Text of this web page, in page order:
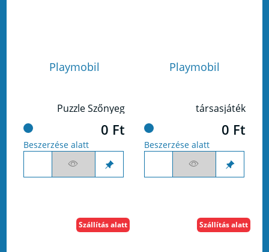
Playmobil
Puzzle Szőnyeg
0 Ft
Beszerzése alatt
Playmobil
társasjáték
0 Ft
Beszerzése alatt
Szállítás alatt Szállítás alatt